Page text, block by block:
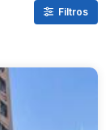
Filtros